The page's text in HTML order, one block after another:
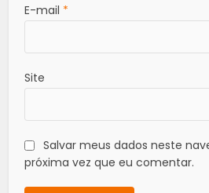
E-mail *
Site
Salvar meus dados neste
próxima vez que eu comentar.